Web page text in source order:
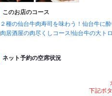
このお店のコース
２種の仙台牛肉寿司を味わう！仙台牛
肉居酒屋の肉尽くしコース!仙台牛の大ト
ネット予約の空席状況
下記ボ